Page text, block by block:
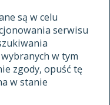
są w celu
serwisu
w tym
zgody, opuść tę
w stanie